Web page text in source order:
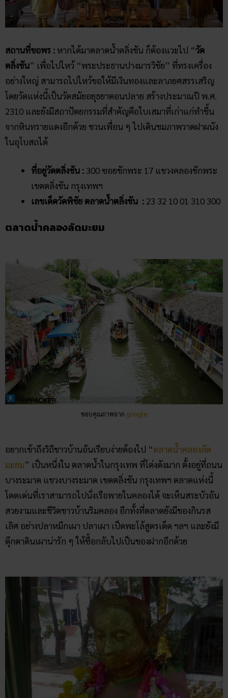
สถานที่ขอพร : หากได้มาตลาดน้ำตลิ่งชัน ก็ต้องแวะไป “วัด
ตลิ่งชัน” เพื่อไปไหว้ “พระประธานปางมารวิชัย” ที่ทรงเครื่อง
อย่างใหญ่ สามารถไปไหว้ขอให้มีเงินทองและลาภยศสรรเสริญ
โดยวัดแห่งนี้เป็นวัดสมัยอยุธยาตอนปลาย สร้างประมาณปี พ.ศ.
2310 และยังมีสถาปัตยกรรมที่สำคัญคือใบเสมาที่เก่าแก่ทำขึ้น
จากหินทรายแดงอีกด้วย ชวนเพื่อน ๆ ไปเดินชมภาพวาดฝาผนัง
ในอุโบสถได้
ที่อยู่วัดตลิ่งชัน : 300 ซอยชักพระ 17 แขวงคลองชักพระ
เขตตลิ่งชัน กรุงเทพฯ
เลขเด็ดวัดพิชัย ตลาดน้ำตลิ่งชัน : 23 32 10 01 310 300
ตลาดน้ำคลองลัดมะยม
ขอบคุณภาพจาก google
อยากเข้าถึงวิถีชาวบ้านอันเรียบง่ายต้องไป “ตลาดน้ำคลองลัด
มะยม” เป็นหนึ่งใน ตลาดน้ำในกรุงเทพ ที่โด่งดังมาก ตั้งอยู่ที่ถนน
บางระมาด แขวงบางระมาด เขตตลิ่งชัน กรุงเทพฯ ตลาดแห่งนี้
โดดเด่นที่เราสามารถไปนั่งเรือพายในคลองได้ จะเห็นสระบัวอัน
สวยงามและชีวิตชาวบ้านริมคลอง อีกทั้งที่ตลาดยังมีของกินรส
เลิศ อย่างปลาหมึกเผา ปลาเผา เป็ดพะโล้สูตรเด็ด ฯลฯ และยังมี
ตุ๊กตาดินเผาน่ารัก ๆ ให้ซื้อกลับไปเป็นของฝากอีกด้วย